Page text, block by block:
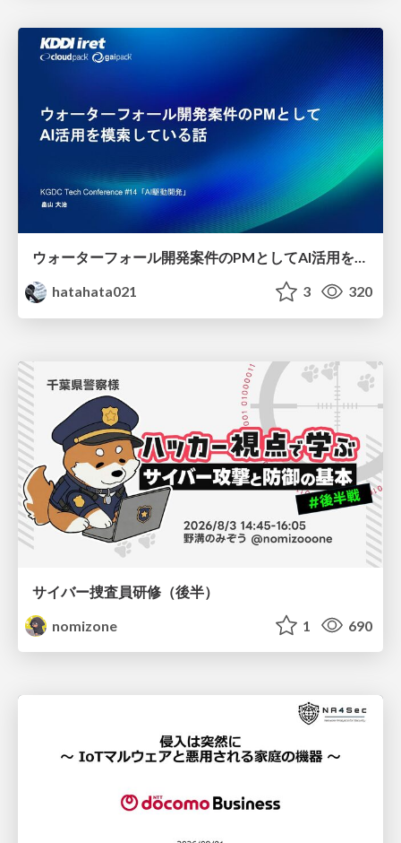
ウォーターフォール開発案件のPMとしてAI活用を模索している話
hatahata021
3 320
サイバー捜査員研修（後半）
nomizone
1 690